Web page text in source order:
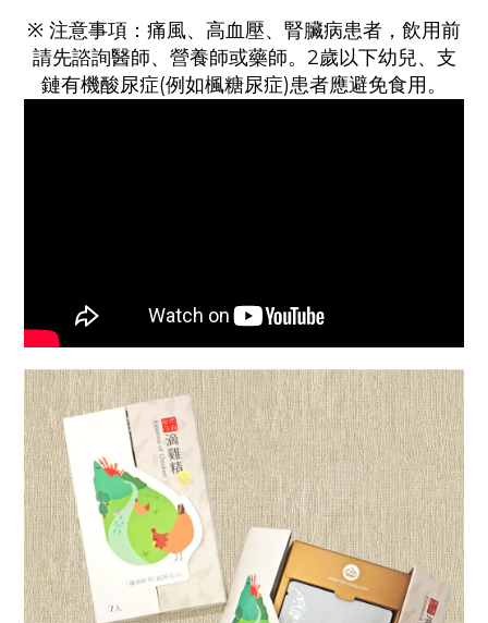
※ 注意事項：痛風、高血壓、腎臟病患者，飲用前
請先諮詢醫師、營養師或藥師。2歲以下幼兒、支
鏈有機酸尿症(例如楓糖尿症)患者應避免食用。